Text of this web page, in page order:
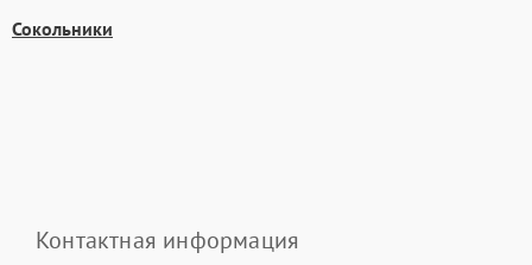
Сокольники
Контактная информация